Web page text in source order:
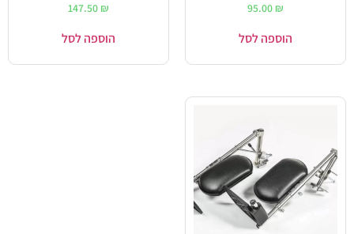
5.00
95.00 ₪
הוספה לסל
5.00
147.50 ₪
הוספה לסל